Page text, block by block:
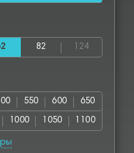
82 124
550 600 650
1000 1050 1100